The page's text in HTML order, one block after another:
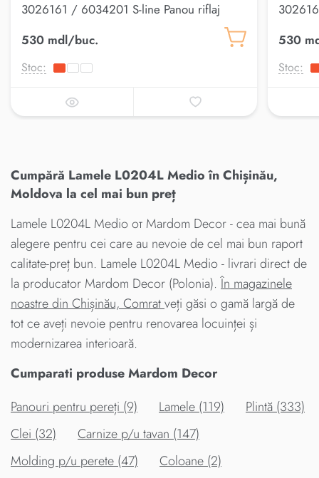
3026161 / 6034201 S-line Panou riflaj
530 mdl/buc.
Stoc:
530
Stoc:
Cumpără Lamele L0204L Medio în Chișinău,
Moldova la cel mai bun preț
Lamele L0204L Medio от Mardom Decor - cea mai bună
alegere pentru cei care au nevoie de cel mai bun raport
calitate-preț bun. Lamele L0204L Medio - livrari direct de
la producator Mardom Decor (Polonia).În magazinele
noastre din Chișinău, Comratveți găsi o gamă largă de
tot ce aveți nevoie pentru renovarea locuinței și
modernizarea interioară.
Cumparati produse Mardom Decor
Panouri pentru pereți (9)
Lamele (119)
Plintă (333)
Clei (32)
Carnize p/u tavan (147)
Molding p/u perete (47)
Coloane (2)